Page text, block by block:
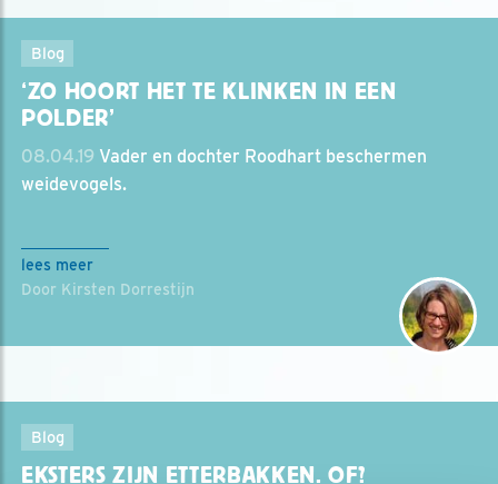
Blog
‘ZO HOORT HET TE KLINKEN IN EEN
POLDER’
08.04.19 Vader en dochter Roodhart beschermen
weidevogels.
lees meer
Door Kirsten Dorrestijn
Blog
EKSTERS ZIJN ETTERBAKKEN. OF?